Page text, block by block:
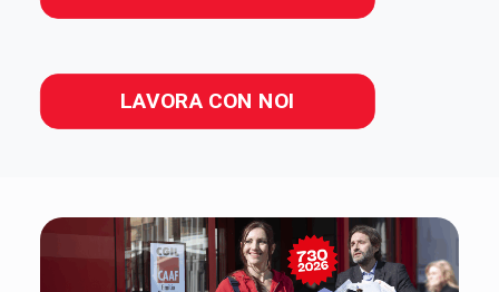
LAVORA CON NOI